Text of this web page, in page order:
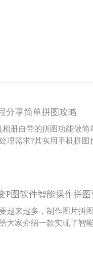
分享简单拼图攻略
册自带的拼图功能做简
理需求?其实用手机拼图
P图软件智能操作拼图
越来越多，制作图片拼
大家介绍一款实现了智